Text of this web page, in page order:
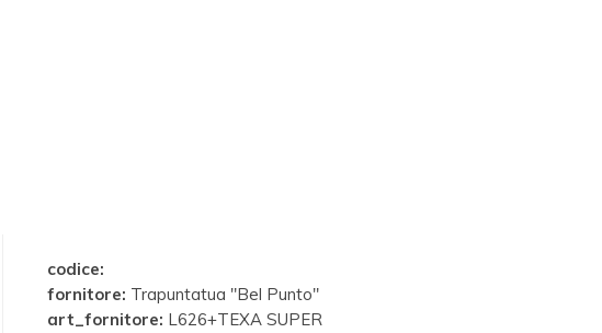
codice:
fornitore: Trapuntatua "Bel Punto"
art_fornitore: L626+TEXA SUPER